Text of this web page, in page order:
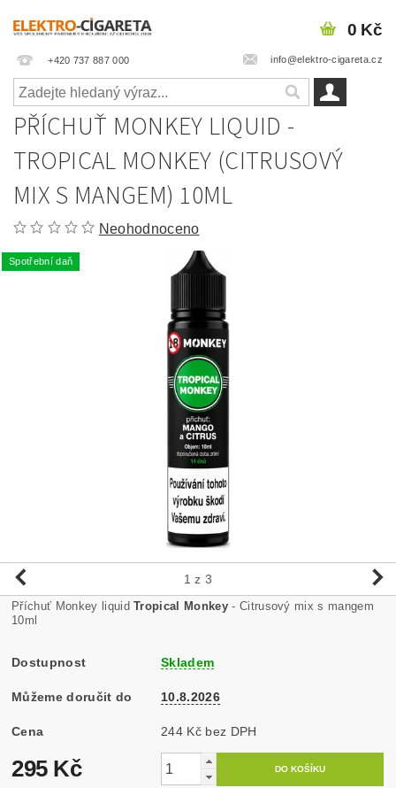
+420 737 887 000 info@elektro-cigareta.cz
0 Kč
PŘÍCHUŤ MONKEY LIQUID -
TROPICAL MONKEY (CITRUSOVÝ
MIX S MANGEM) 10ML
Neohodnoceno
Spotřební daň
1 z 3
Příchuť Monkey liquidTropical Monkey- Citrusový mix s mangem
10ml
Dostupnost Skladem
Můžeme doručit do 10.8.2026
Cena 244 Kč bez DPH
295 Kč